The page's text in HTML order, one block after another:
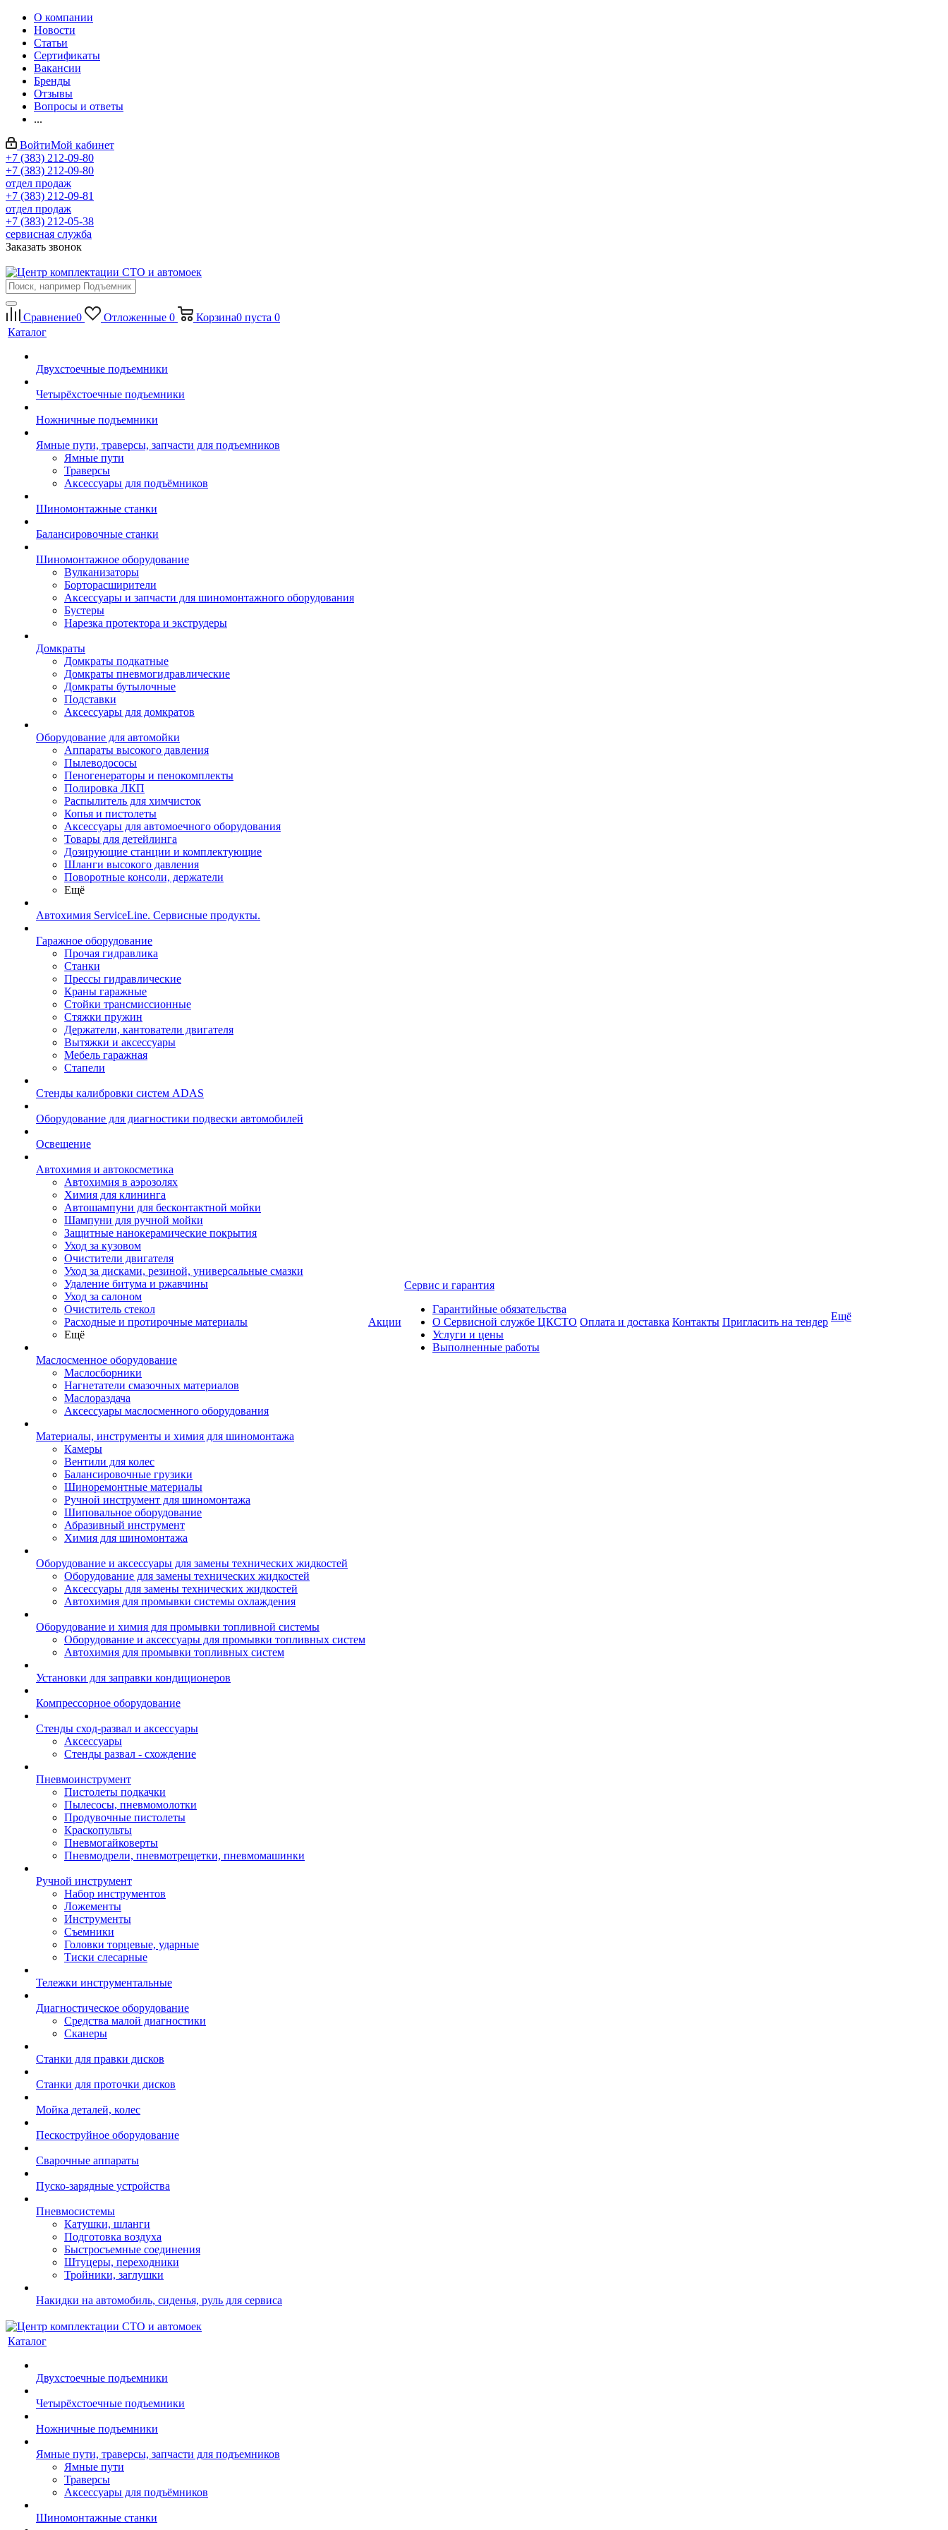
О компании
Новости
Статьи
Сертификаты
Вакансии
Бренды
Отзывы
Вопросы и ответы
...
ВойтиМой кабинет
+7 (383) 212-09-80
+7 (383) 212-09-80
отдел продаж
+7 (383) 212-09-81
отдел продаж
+7 (383) 212-05-38
сервисная служба
Заказать звонок
Сравнение0 Отложенные 0 Корзина0 пуста 0
Каталог
Двухстоечные подъемники
Четырёхстоечные подъемники
Ножничные подъемники
Ямные пути, траверсы, запчасти для подъемников
Ямные пути
Траверсы
Аксессуары для подъёмников
Шиномонтажные станки
Балансировочные станки
Шиномонтажное оборудование
Вулканизаторы
Борторасширители
Аксессуары и запчасти для шиномонтажного оборудования
Бустеры
Нарезка протектора и экструдеры
Домкраты
Домкраты подкатные
Домкраты пневмогидравлические
Домкраты бутылочные
Подставки
Аксессуары для домкратов
Оборудование для автомойки
Аппараты высокого давления
Пылеводососы
Пеногенераторы и пенокомплекты
Полировка ЛКП
Распылитель для химчисток
Копья и пистолеты
Аксессуары для автомоечного оборудования
Товары для детейлинга
Дозирующие станции и комплектующие
Шланги высокого давления
Поворотные консоли, держатели
Ещё
Автохимия ServiceLine. Сервисные продукты.
Гаражное оборудование
Прочая гидравлика
Станки
Прессы гидравлические
Краны гаражные
Стойки трансмиссионные
Стяжки пружин
Держатели, кантователи двигателя
Вытяжки и аксессуары
Мебель гаражная
Стапели
Стенды калибровки систем ADAS
Оборудование для диагностики подвески автомобилей
Освещение
Автохимия и автокосметика
Автохимия в аэрозолях
Химия для клининга
Автошампуни для бесконтактной мойки
Шампуни для ручной мойки
Защитные нанокерамические покрытия
Уход за кузовом
Очистители двигателя
Уход за дисками, резиной, универсальные смазки
Удаление битума и ржавчины
Уход за салоном
Очиститель стекол
Расходные и протирочные материалы
Ещё
Маслосменное оборудование
Маслосборники
Нагнетатели смазочных материалов
Маслораздача
Аксессуары маслосменного оборудования
Материалы, инструменты и химия для шиномонтажа
Камеры
Вентили для колес
Балансировочные грузики
Шиноремонтные материалы
Ручной инструмент для шиномонтажа
Шиповальное оборудование
Абразивный инструмент
Химия для шиномонтажа
Оборудование и аксессуары для замены технических жидкостей
Оборудование для замены технических жидкостей
Аксессуары для замены технических жидкостей
Автохимия для промывки системы охлаждения
Оборудование и химия для промывки топливной системы
Оборудование и аксессуары для промывки топливных систем
Автохимия для промывки топливных систем
Установки для заправки кондиционеров
Компрессорное оборудование
Стенды сход-развал и аксессуары
Аксессуары
Стенды развал - схождение
Пневмоинструмент
Пистолеты подкачки
Пылесосы, пневмомолотки
Продувочные пистолеты
Краскопульты
Пневмогайковерты
Пневмодрели, пневмотрещетки, пневмомашинки
Ручной инструмент
Набор инструментов
Ложементы
Инструменты
Съемники
Головки торцевые, ударные
Тиски слесарные
Тележки инструментальные
Диагностическое оборудование
Средства малой диагностики
Сканеры
Станки для правки дисков
Станки для проточки дисков
Мойка деталей, колес
Пескоструйное оборудование
Сварочные аппараты
Пуско-зарядные устройства
Пневмосистемы
Катушки, шланги
Подготовка воздуха
Быстросъемные соединения
Штуцеры, переходники
Тройники, заглушки
Накидки на автомобиль, сиденья, руль для сервиса
Акции
Сервис и гарантия
Гарантийные обязательства
О Сервисной службе ЦКСТО
Услуги и цены
Выполненные работы
Оплата и доставка Контакты Пригласить на тендер Ещё
Каталог
Двухстоечные подъемники
Четырёхстоечные подъемники
Ножничные подъемники
Ямные пути, траверсы, запчасти для подъемников
Ямные пути
Траверсы
Аксессуары для подъёмников
Шиномонтажные станки